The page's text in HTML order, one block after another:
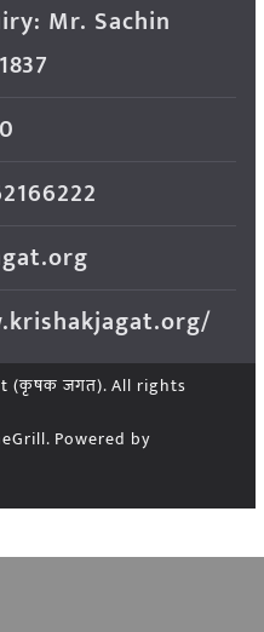
Mr. Sachin
(कृषक जगत). All rights
Powered by